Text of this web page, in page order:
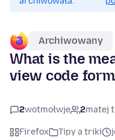
Archiwowany
What is the
view code
2wotmołwje 2matej
Firefox Tipy a triki